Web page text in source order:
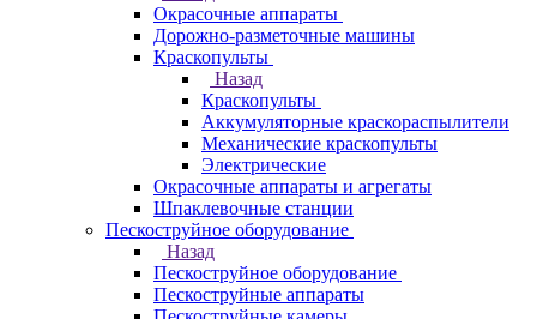
Окрасочные аппараты
Дорожно-разметочные машины
Краскопульты
Назад
Краскопульты
Аккумуляторные краскораспылители
Механические краскопульты
Электрические
Окрасочные аппараты и агрегаты
Шпаклевочные станции
Пескоструйное оборудование
Назад
Пескоструйное оборудование
Пескоструйные аппараты